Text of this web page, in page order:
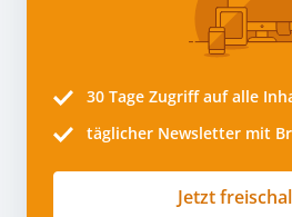
30 Tage Zugriff auf alle
täglicher Newsletter mit
Jetzt